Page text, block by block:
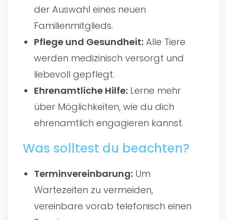
der Auswahl eines neuen
Familienmitglieds.
Pflege und Gesundheit: Alle Tiere
werden medizinisch versorgt und
liebevoll gepflegt.
Ehrenamtliche Hilfe: Lerne mehr
über Möglichkeiten, wie du dich
ehrenamtlich engagieren kannst.
Was solltest du beachten?
Terminvereinbarung: Um
Wartezeiten zu vermeiden,
vereinbare vorab telefonisch einen